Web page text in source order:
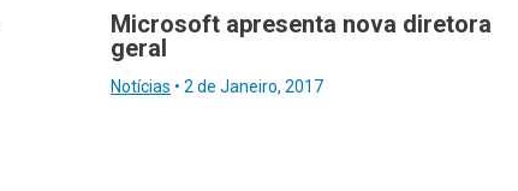
Microsoft apresenta nova diretora
geral
Notícias • 2 de Janeiro, 2017